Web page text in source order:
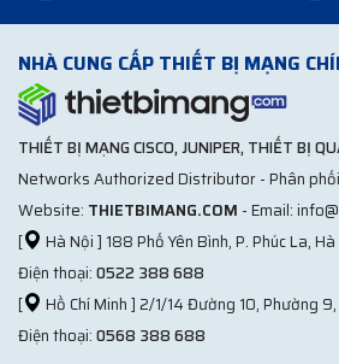
NHÀ CUNG CẤP THIẾT BỊ MẠNG
THIẾT BỊ MẠNG CISCO, JUNIPER, THIẾT BỊ
Networks Authorized Distributor - Phân
Website: THIETBIMANG.COM - Email:
[
Hà Nội ] 188 Phố Yên Bình, P. Phúc La,
Điện thoại:0522 388 688
[
Hồ Chí Minh ] 2/1/14 Đường 10, Phường 9,
Điện thoại:0568 388 688